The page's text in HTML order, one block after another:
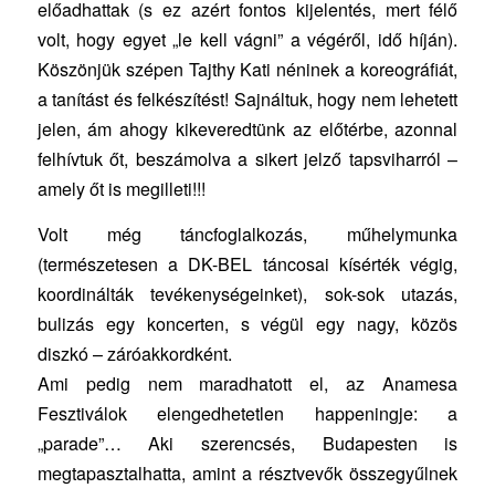
előadhattak (s ez azért fontos kijelentés, mert félő
volt, hogy egyet „le kell vágni” a végéről, idő híján).
Köszönjük szépen Tajthy Kati néninek a koreográfiát,
a tanítást és felkészítést! Sajnáltuk, hogy nem lehetett
jelen, ám ahogy kikeveredtünk az előtérbe, azonnal
felhívtuk őt, beszámolva a sikert jelző tapsviharról –
amely őt is megilleti!!!
Volt még táncfoglalkozás, műhelymunka
(természetesen a DK-BEL táncosai kísérték végig,
koordinálták tevékenységeinket), sok-sok utazás,
bulizás egy koncerten, s végül egy nagy, közös
diszkó – záróakkordként.
Ami pedig nem maradhatott el, az Anamesa
Fesztiválok elengedhetetlen happeningje: a
„parade”… Aki szerencsés, Budapesten is
megtapasztalhatta, amint a résztvevők összegyűlnek